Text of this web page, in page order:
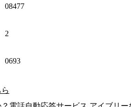
08477
2
0693